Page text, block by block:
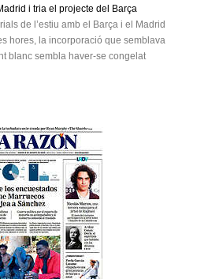
i tria el projecte del Barça
de l’estiu amb el Barça i el Madrid
hores, la incorporació que semblava
blanc sembla haver-se congelat